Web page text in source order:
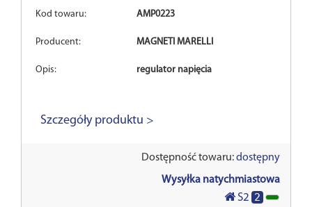
Kod towaru: AMP0223
Producent: MAGNETI MARELLI
Opis: regulator napięcia
Szczegóły produktu >
Dostępność towaru:dostępny
Wysyłka natychmiastowa
S2 2